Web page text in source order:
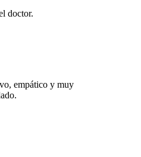
doctor.
empático y muy